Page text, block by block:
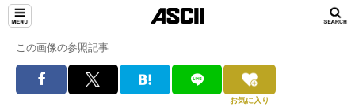
この画像の参照記事
お気に入り